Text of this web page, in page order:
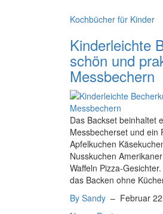
Kochbücher für Kinder
Kinderleichte
schön und
Messbechern
Das Backset beinhaltet
Messbecherset und ein
Apfelkuchen
Nusskuchen
Waffeln Pizza-
das Backen ohne
By Sandy – Februar